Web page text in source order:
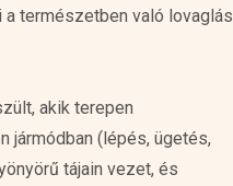
természetben való lovaglás
akik terepen
jármódban (lépés, ügetés,
tájain vezet, és